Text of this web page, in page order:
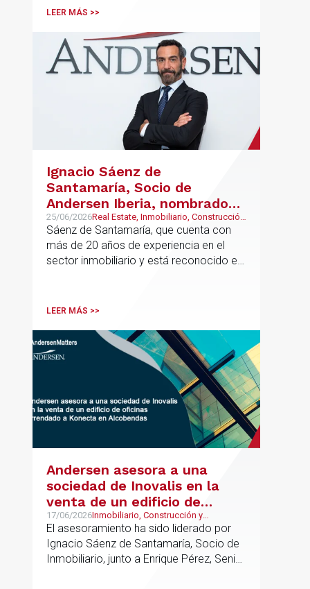
LEER MÁS >>
Ignacio Sáenz de
Santamaría, Socio de
Andersen Iberia, nombrado
director europeo de
Inmobiliario de Andersen
25/06/2026Real Estate, Inmobiliario, Construcción
y Urbanismo
Sáenz de Santamaría, que cuenta con
más de 20 años de experiencia en el
sector inmobiliario y está reconocido en
codirigirá el EU Real Estate Industry
UK.
LEER MÁS >>
Andersen asesora a una
sociedad de Inovalis en la
venta de un edificio de
oficinas arrendado a Konecta
en Alcobendas
17/06/2026Inmobiliario, Construcción y
Urbanismo, Real Estate
El asesoramiento ha sido liderado por
Ignacio Sáenz de Santamaría, Socio de
Inmobiliario, junto a Enrique Pérez, Senior